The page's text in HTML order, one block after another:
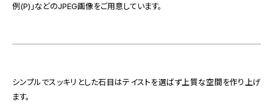
オフィスソリューション事業
例(P)」などのJPEG画像をご用意しています。
シンプルでスッキリとした石目はテイストを選ばず上質な空間を作り上げ
ます。